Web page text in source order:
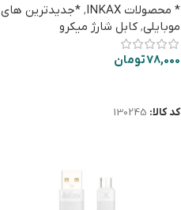
* محصولات INKAX , *جدیدترین های
موبایلی, کابل شارژ میکرو
78,000تومان
کد کالا: 130245